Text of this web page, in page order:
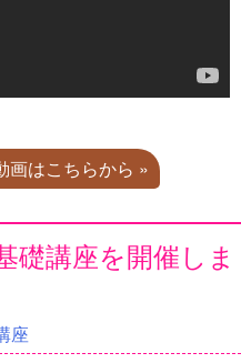
画はこちらから »
礎講座を開催しま
座